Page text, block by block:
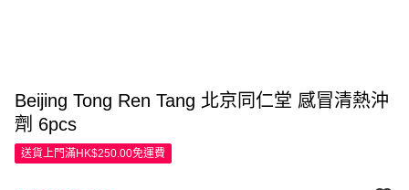
Beijing Tong Ren Tang 北京同仁堂 感冒清熱沖
劑 6pcs
送貨上門滿HK$250.00免運費